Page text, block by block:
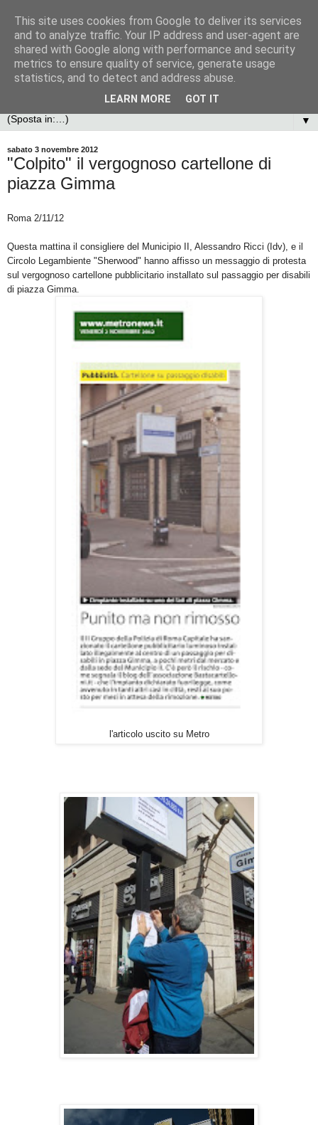
▼
sabato 3 novembre 2012
"Colpito" il vergognoso cartellone di
piazza Gimma
Roma 2/11/12
Questa mattina il consigliere del Municipio II, Alessandro Ricci (Idv), e il
Circolo Legambiente "Sherwood" hanno affisso un messaggio di protesta
sul vergognoso cartellone pubblicitario installato sul passaggio per disabili
di piazza Gimma.
l'articolo uscito su Metro
This site uses cookies from Google to deliver its services
and to analyze traffic. Your IP address and user-agent are
shared with Google along with performance and security
metrics to ensure quality of service, generate usage
statistics, and to detect and address abuse.
LEARN MORE GOT IT